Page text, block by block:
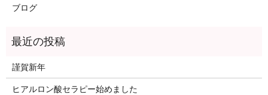
ブログ
謹賀新年
ヒアルロン酸セラピー始めました